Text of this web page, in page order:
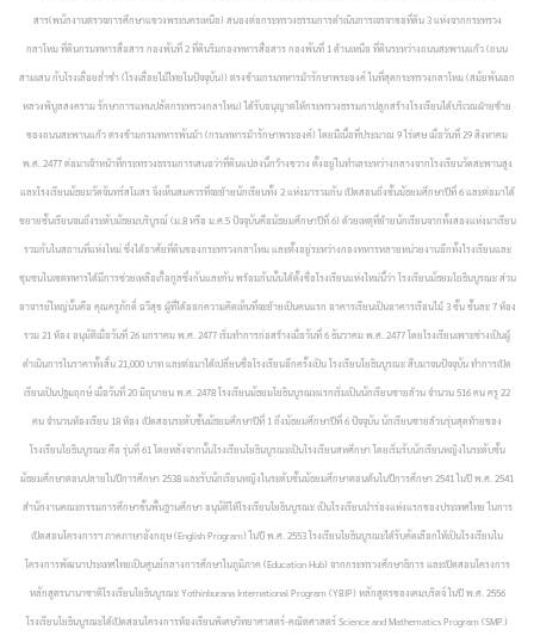
สาร(พนักงานตรวจการศึกษาแขวงพระนครเหนือ) สนองต่อกระทรวงธรรมการดำเนินการเจรจาขอที่ดิน 3 แห่งจากกระทรวง
กลาโหม ที่ดินกรมทหารสื่อสาร กองพันที่ 2 ที่ดินริมกองทหารสื่อสาร กองพันที่ 1 ด้านเหนือ ที่ดินระหว่างถนนสะพานแก้ว (ถนน
สามเสน กับโรงเลื่อยล่ำซำ (โรงเลื่อยไม้ไทยในปัจจุบัน)) ตรงข้ามกรมทหารม้ารักษาพระองค์ ในที่สุดกระทรวงกลาโหม (สมัยพันเอก
หลวงพิบูลสงคราม รักษาการแทนปลัดกระทรวงกลาโหม) ได้รับอนุญาตให้กระทรวงธรรมกาปลูกสร้างโรงเรียนได้บริเวณฝ่ายซ้าย
ของถนนสะพานแก้ว ตรงข้ามกรมทหารพันม้า (กรมทหารม้ารักษาพระองค์) โดยมีเนื้อที่ประมาณ 9 ไร่เศษ เมื่อวันที่ 29 สิงหาคม
พ.ศ. 2477 ต่อมาเจ้าหน้าที่กระทรวงธรรมการเสนอว่าที่ดินแปลงนี้กว้างขวาง ตั้งอยู่ในทำเลระหว่างกลางจากโรงเรียนวัดสะพานสูง
และโรงเรียนมัธยมวัดจันทร์สโมสร จึงเห็นสมควรที่จะย้ายนักเรียนทั้ง 2 แห่งมารวมกัน เปิดสอนถึงชั้นมัธยมศึกษาปีที่ 6 และต่อมาได้
ขยายชั้นเรียนจนถึงระดับมัธยมบริบูรณ์ (ม.8 หรือ ม.ศ.5 ปัจจุบันคือมัธยมศึกษาปีที่ 6) ด้วยเหตุที่ย้ายนักเรียนจากทั้งสองแห่งมาเรียน
รวมกันในสถานที่แห่งใหม่ ซึ่งได้อาศัยที่ดินของกระทรวงกลาโหม และตั้งอยู่ระหว่างกองทหารหลายหน่วยงานอีกทั้งโรงเรียนและ
ชุมชนในเขตทหารได้มีการช่วยเหลือเกื้อกูลซึ่งกันและกัน พร้อมกันนั้นได้ตั้งชื่อโรงเรียนแห่งใหม่นี้ว่า โรงเรียนมัธยมโยธินบูรณะ ส่วน
อาจารย์ใหญ่นั้นคือ คุณครูภักดิ์ ฉวีสุข ผู้ที่ได้ออกความคิดเห็นที่จะย้ายเป็นคนแรก อาคารเรียนเป็นอาคารเรือนไม้ 3 ชั้น ชั้นละ 7 ห้อง
รวม 21 ห้อง อนุมัติเมื่อวันที่ 26 มกราคม พ.ศ. 2477 เริ่มทำการก่อสร้างเมื่อวันที่ 6 ธันวาคม พ.ศ. 2477 โดยโรงเรียนเพาะช่างเป็นผู้
ดำเนินการในราคาทั้งสิ้น 21,000 บาท และต่อมาได้เปลี่ยนชื่อโรงเรียนอีกครั้งเป็น โรงเรียนโยธินบูรณะ สืบมาจนปัจจุบัน ทำการเปิด
เรียนเป็นปฐมฤกษ์ เมื่อวันที่ 20 มิถุนายน พ.ศ. 2478 โรงเรียนมัธยมโยธินบูรณะแรกเริ่มเป็นนักเรียนชายล้วน จำนวน 516 คน ครู 22
คน จำนวนห้องเรียน 18 ห้อง เปิดสอนระดับชั้นมัธยมศึกษาปีที่ 1 ถึงมัธยมศึกษาปีที่ 6 ปัจจุบัน นักเรียนชายล้วนรุ่นสุดท้ายของ
โรงเรียนโยธินบูรณะ คือ รุ่นที่ 61 โดยหลังจากนั้นโรงเรียนโยธินบูรณะเป็นโรงเรียนสหศึกษา โดยเริ่มรับนักเรียนหญิงในระดับชั้น
มัธยมศึกษาตอนปลายในปีการศึกษา 2538 และรับนักเรียนหญิงในระดับชั้นมัธยมศึกษาตอนต้นในปีการศึกษา 2541 ในปี พ.ศ. 2541
สำนักงานคณะกรรมการศึกษาขั้นพื้นฐานศึกษา อนุมัติให้โรงเรียนโยธินบูรณะ เป็นโรงเรียนนำร่องแห่งแรกของประเทศไทย ในการ
เปิดสอนโครงการฯ ภาคภาษาอังกฤษ (English Program) ในปี พ.ศ. 2553 โรงเรียนโยธินบูรณะได้รับคัดเลือกให้เป็นโรงเรียนใน
โครงการพัฒนาประเทศไทยเป็นศูนย์กลางการศึกษาในภูมิภาค (Education Hub) จากกระทรวงศึกษาธิการ และเปิดสอนโครงการ
หลักสูตรนานาชาติโรงเรียนโยธินบูรณะ Yothinburana International Program (YBIP) หลักสูตรของเคมบริดจ์ ในปี พ.ศ. 2556
โรงเรียนโยธินบูรณะได้เปิดสอนโครงการห้องเรียนพิเศษวิทยาศาสตร์-คณิตศาสตร์ Science and Mathematics Program (SMP.)